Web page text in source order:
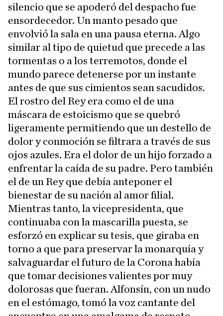
silencio que se apoderó del despacho fue
ensordecedor. Un manto pesado que
envolvió la sala en una pausa eterna. Algo
similar al tipo de quietud que precede a las
tormentas o a los terremotos, donde el
mundo parece detenerse por un instante
antes de que sus cimientos sean sacudidos.
El rostro del Rey era como el de una
máscara de estoicismo que se quebró
ligeramente permitiendo que un destello de
dolor y conmoción se filtrara a través de sus
ojos azules. Era el dolor de un hijo forzado a
enfrentar la caída de su padre. Pero también
el de un Rey que debía anteponer el
bienestar de su nación al amor filial.
Mientras tanto, la vicepresidenta, que
continuaba con la mascarilla puesta, se
esforzó en explicar su tesis, que giraba en
torno a que para preservar la monarquía y
salvaguardar el futuro de la Corona había
que tomar decisiones valientes por muy
dolorosas que fueran. Alfonsín, con un nudo
en el estómago, tomó la voz cantante del